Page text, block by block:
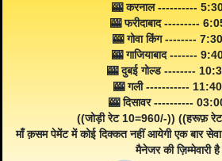
🎰 करनाल ----------
🎰 फरीदाबाद ---------
🎰 गोवा किंग --------
🎰 गाजियाबाद -------
🎰 दुबई गोल्ड --------
🎰 गली -----------
🎰 दिसावर ----------
((जोड़ी रेट 10=960/-)) ((हरूफ़
माँ क़सम पेमेंट में कोई दिक्कत नहीं आयेगी एक बार
मैनेजर की ज़िम्मेवारी है